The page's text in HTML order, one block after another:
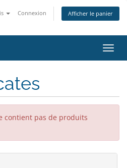
Connexion Afficher le panier
la
contient pas de produits